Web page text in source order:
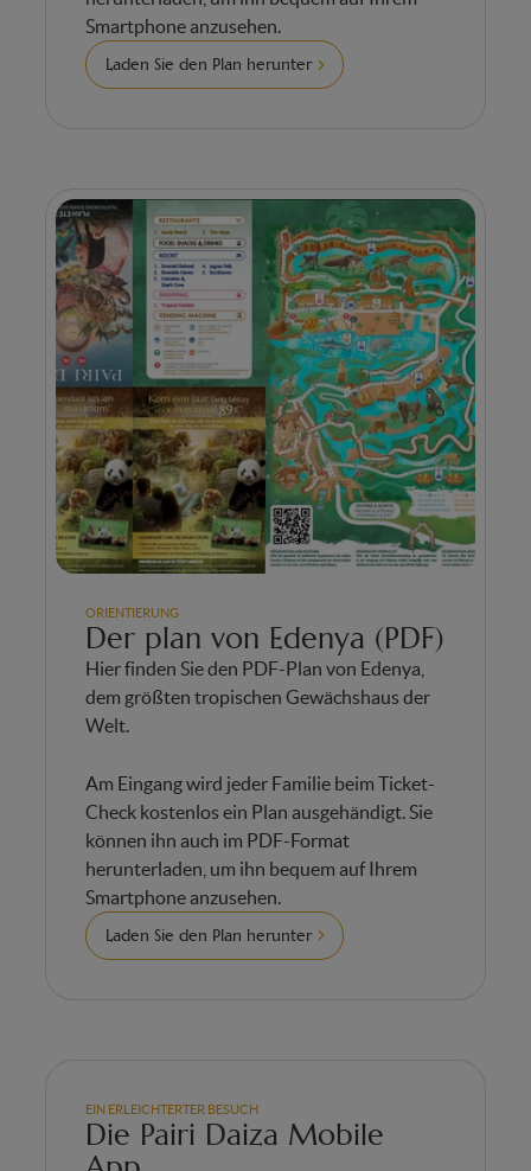
Smartphone anzusehen.
Laden Sie den Plan herunter
ORIENTIERUNG
Der plan von Edenya (PDF)
Hier finden Sie den PDF-Plan von Edenya,
dem größten tropischen Gewächshaus der
Welt.
Am Eingang wird jeder Familie beim Ticket-
Check kostenlos ein Plan ausgehändigt. Sie
können ihn auch im PDF-Format
herunterladen, um ihn bequem auf Ihrem
Smartphone anzusehen.
Laden Sie den Plan herunter
EIN ERLEICHTERTER BESUCH
Die Pairi Daiza Mobile